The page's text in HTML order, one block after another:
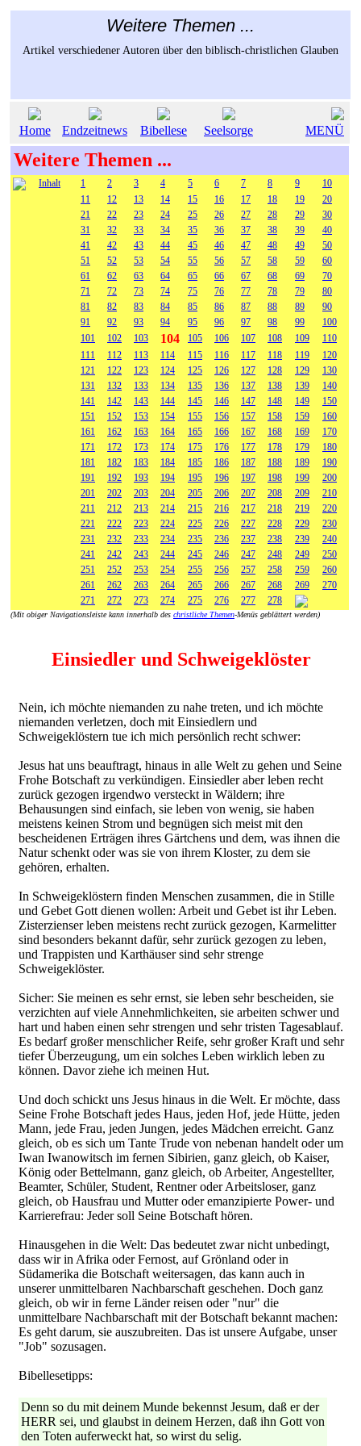
Weitere Themen ...
Artikel verschiedener Autoren über den biblisch-christlichen Glauben
Home Endzeitnews Bibellese Seelsorge MENÜ
Weitere Themen ...
Inhalt 1 2 3 4 5 6 7 8 9
10
11
12 13 14 15 16 17 18 19
20
21
22 23 24 25 26 27 28 29
30
31
32 33 34 35 36 37 38 39
40
41
42 43 44 45 46 47 48 49
50
51
52 53 54 55 56 57 58 59
60
61
62 63 64 65 66 67 68 69
70
71
72 73 74 75 76 77 78 79
80
81
82 83 84 85 86 87 88 89
90
91
92 93 94 95 96 97 98 99
100
101
102 103 104 105 106 107 108 109
110
111
112 113 114 115 116 117 118 119
120
121
122 123 124 125 126 127 128 129
130
131
132 133 134 135 136 137 138 139
140
141
142 143 144 145 146 147 148 149
150
151
152 153 154 155 156 157 158 159
160
161
162 163 164 165 166 167 168 169
170
171
172 173 174 175 176 177 178 179
180
181
182 183 184 185 186 187 188 189
190
191
192 193 194 195 196 197 198 199
200
201
202 203 204 205 206 207 208 209
210
211
212 213 214 215 216 217 218 219
220
221
222 223 224 225 226 227 228 229
230
231
232 233 234 235 236 237 238 239
240
241
242 243 244 245 246 247 248 249
250
251
252 253 254 255 256 257 258 259
260
261
262 263 264 265 266 267 268 269
270
271
272 273 274 275 276 277 278
(Mit obiger Navigationsleiste kann innerhalb des christliche Themen-Menüs geblättert werden)
Einsiedler und Schweigeklöster
Nein, ich möchte niemanden zu nahe treten, und ich möchte
niemanden verletzen, doch mit Einsiedlern und
Schweigeklöstern tue ich mich persönlich recht schwer:
Jesus hat uns beauftragt, hinaus in alle Welt zu gehen und Seine
Frohe Botschaft zu verkündigen. Einsiedler aber leben recht
zurück gezogen irgendwo versteckt in Wäldern; ihre
Behausungen sind einfach, sie leben von wenig, sie haben
meistens keinen Strom und begnügen sich meist mit den
bescheidenen Erträgen ihres Gärtchens und dem, was ihnen die
Natur schenkt oder was sie von ihrem Kloster, zu dem sie
gehören, erhalten.
In Schweigeklöstern finden Menschen zusammen, die in Stille
und Gebet Gott dienen wollen: Arbeit und Gebet ist ihr Leben.
Zisterzienser leben meistens recht zurück gezogen, Karmelitter
sind besonders bekannt dafür, sehr zurück gezogen zu leben,
und Trappisten und Karthäuser sind sehr strenge
Schweigeklöster.
Sicher: Sie meinen es sehr ernst, sie leben sehr bescheiden, sie
verzichten auf viele Annehmlichkeiten, sie arbeiten schwer und
hart und haben einen sehr strengen und sehr tristen Tagesablauf.
Es bedarf großer menschlicher Reife, sehr großer Kraft und sehr
tiefer Überzeugung, um ein solches Leben wirklich leben zu
können. Davor ziehe ich meinen Hut.
Und doch schickt uns Jesus hinaus in die Welt. Er möchte, dass
Seine Frohe Botschaft jedes Haus, jeden Hof, jede Hütte, jeden
Mann, jede Frau, jeden Jungen, jedes Mädchen erreicht. Ganz
gleich, ob es sich um Tante Trude von nebenan handelt oder um
Iwan Iwanowitsch im fernen Sibirien, ganz gleich, ob Kaiser,
König oder Bettelmann, ganz gleich, ob Arbeiter, Angestellter,
Beamter, Schüler, Student, Rentner oder Arbeitsloser, ganz
gleich, ob Hausfrau und Mutter oder emanzipierte Power- und
Karrierefrau: Jeder soll Seine Botschaft hören.
Hinausgehen in die Welt: Das bedeutet zwar nicht unbedingt,
dass wir in Afrika oder Fernost, auf Grönland oder in
Südamerika die Botschaft weitersagen, das kann auch in
unserer unmittelbaren Nachbarschaft geschehen. Doch ganz
gleich, ob wir in ferne Länder reisen oder "nur" die
unmittelbare Nachbarschaft mit der Botschaft bekannt machen:
Es geht darum, sie auszubreiten. Das ist unsere Aufgabe, unser
"Job" sozusagen.
Bibellesetipps:
Denn so du mit deinem Munde bekennst Jesum, daß er der
HERR sei, und glaubst in deinem Herzen, daß ihn Gott von
den Toten auferweckt hat, so wirst du selig.